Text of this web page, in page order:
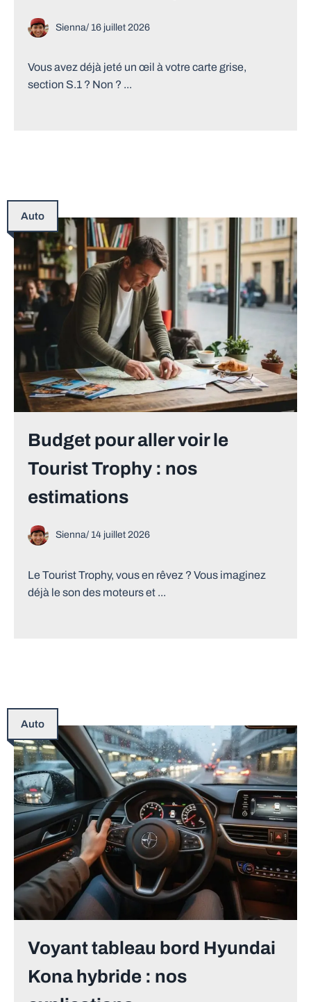
Sienna/ 16 juillet 2026
Vous avez déjà jeté un œil à votre carte grise,
section S.1 ? Non ? ...
Auto
Budget pour aller voir le
Tourist Trophy : nos
estimations
Sienna/ 14 juillet 2026
Le Tourist Trophy, vous en rêvez ? Vous imaginez
déjà le son des moteurs et ...
Auto
Voyant tableau bord Hyundai
Kona hybride : nos